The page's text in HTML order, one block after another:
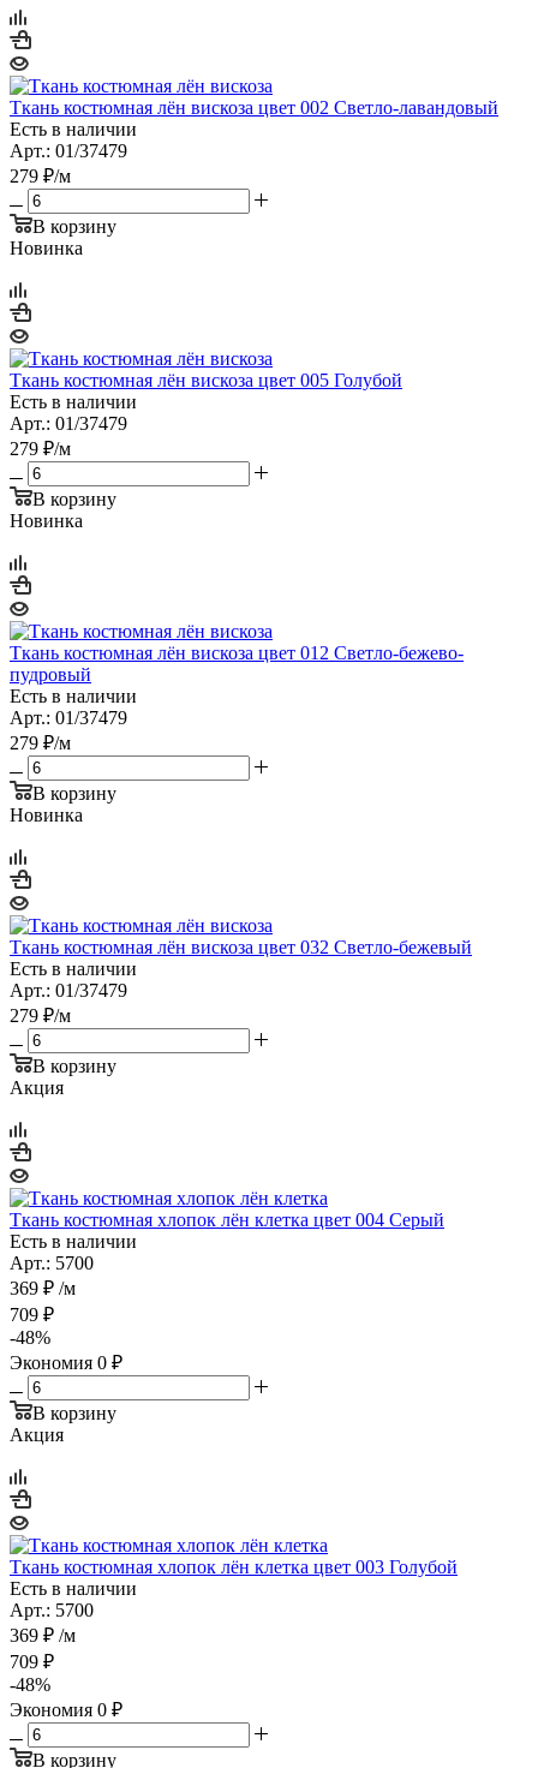
Ткань костюмная лён вискоза цвет 002 Светло-лавандовый
Есть в наличии
Арт.: 01/37479
279 ₽/м
В корзину
Новинка
Ткань костюмная лён вискоза цвет 005 Голубой
Есть в наличии
Арт.: 01/37479
279 ₽/м
В корзину
Новинка
Ткань костюмная лён вискоза цвет 012 Светло-бежево-
пудровый
Есть в наличии
Арт.: 01/37479
279 ₽/м
В корзину
Новинка
Ткань костюмная лён вискоза цвет 032 Светло-бежевый
Есть в наличии
Арт.: 01/37479
279 ₽/м
В корзину
Акция
Ткань костюмная хлопок лён клетка цвет 004 Серый
Есть в наличии
Арт.: 5700
369 ₽ /м
709 ₽
-48%
Экономия 0 ₽
В корзину
Акция
Ткань костюмная хлопок лён клетка цвет 003 Голубой
Есть в наличии
Арт.: 5700
369 ₽ /м
709 ₽
-48%
Экономия 0 ₽
В корзину